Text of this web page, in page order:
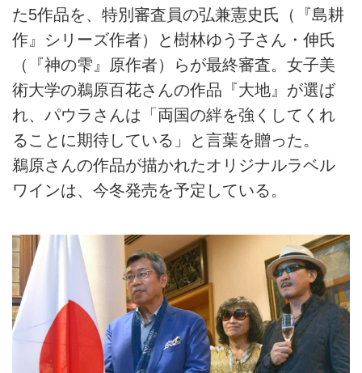
た5作品を、特別審査員の弘兼憲史氏（『島耕
作』シリーズ作者）と樹林ゆう子さん・伸氏
（『神の雫』原作者）らが最終審査。女子美
術大学の鵜原百花さんの作品『大地』が選ば
れ、パウラさんは「両国の絆を強くしてくれ
ることに期待している」と言葉を贈った。
鵜原さんの作品が描かれたオリジナルラベル
ワインは、今冬発売を予定している。